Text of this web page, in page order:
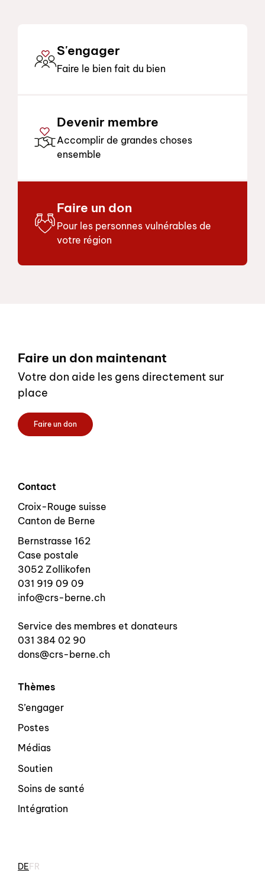
S'engager
Faire le bien fait du bien
Devenir membre
Accomplir de grandes choses
ensemble
Faire un don
Pour les personnes vulnérables de
votre région
Faire un don maintenant
Votre don aide les gens directement sur
place
Faire un don
Contact
Croix-Rouge suisse
Canton de Berne
Bernstrasse 162
Case postale
3052 Zollikofen
031 919 09 09
info@crs-berne.ch
Service des membres et donateurs
031 384 02 90
dons@crs-berne.ch
Thèmes
S’engager
Postes
Médias
Soutien
Soins de santé
Intégration
DEFR